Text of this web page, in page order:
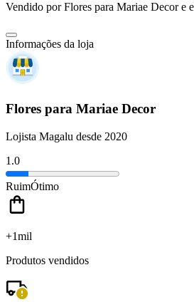
Vendido porFlores para Mariae Decore
Informações da loja
Flores para Mariae Decor
Lojista Magalu desde 2020
1.0
RuimÓtimo
+1mil
Produtos vendidos